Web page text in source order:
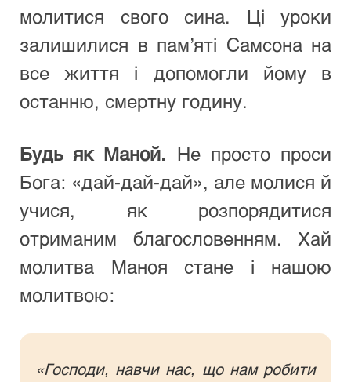
молитися свого сина. Ці уроки
залишилися в пам’яті Самсона на
все життя і допомогли йому в
останню, смертну годину.
Будь як Маной. Не просто проси
Бога: «дай-дай-дай», але молися й
учися, як розпорядитися
отриманим благословенням. Хай
молитва Маноя стане і нашою
молитвою:
«Господи, навчи нас, що нам робити